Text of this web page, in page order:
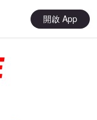
開啟 App